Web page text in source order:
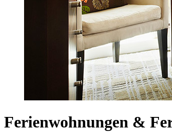
Ferienwohnungen &